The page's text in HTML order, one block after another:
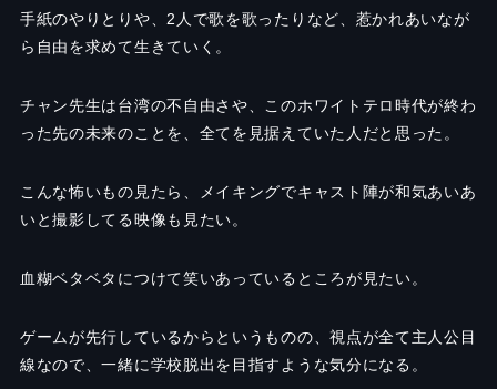
手紙のやりとりや、2人で歌を歌ったりなど、惹かれあいなが
ら自由を求めて生きていく。
チャン先生は台湾の不自由さや、このホワイトテロ時代が終わ
った先の未来のことを、全てを見据えていた人だと思った。
こんな怖いもの見たら、メイキングでキャスト陣が和気あいあ
いと撮影してる映像も見たい。
血糊ベタベタにつけて笑いあっているところが見たい。
ゲームが先行しているからというものの、視点が全て主人公目
線なので、一緒に学校脱出を目指すような気分になる。